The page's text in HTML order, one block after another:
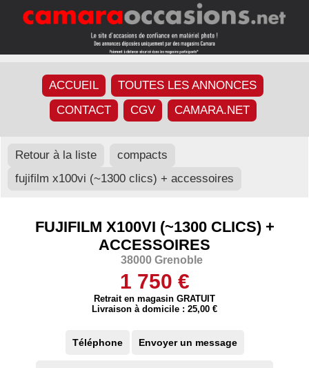
ACCUEIL
TOUTES LES ANNONCES
CONTACT
CGV CAMARA.NET
Retour à la liste
compacts
fujifilm x100vi (~1300 clics) + accessoires
FUJIFILM X100VI (~1300 CLICS) +
ACCESSOIRES
38000 Grenoble
1 750 €
Retrait en magasin GRATUIT
Livraison à domicile : 25,00 €
Téléphone Envoyer un message